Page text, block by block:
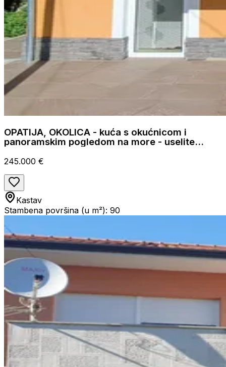
OPATIJA, OKOLICA - kuća s okućnicom i
panoramskim pogledom na more - uselite
245.000 €
Kastav
Stambena površina (u m²): 90